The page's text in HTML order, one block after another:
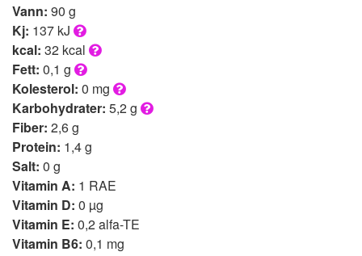
Vann: 90 g
Kj: 137 kJ
kcal: 32 kcal
Fett: 0,1 g
Kolesterol: 0 mg
Karbohydrater: 5,2 g
Fiber: 2,6 g
Protein: 1,4 g
Salt: 0 g
Vitamin A: 1 RAE
Vitamin D: 0 µg
Vitamin E: 0,2 alfa-TE
Vitamin B6: 0,1 mg